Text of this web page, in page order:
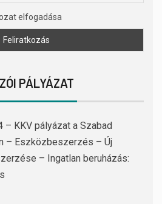
elfogadása
PÁLYÁZAT
– KKV pályázat a Szabad
– Eszközbeszerzés – Új
– Ingatlan beruházás: